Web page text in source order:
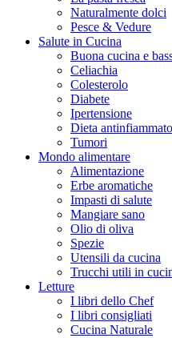
Naturalmente dolci
Pesce & Vedure
Salute in Cucina
Buona cucina e
Celiachia
Colesterolo
Diabete
Ipertensione
Dieta
Tumori
Mondo alimentare
Alimentazione
Erbe aromatiche
Impasti di salute
Mangiare sano
Olio di oliva
Spezie
Utensili da cucina
Trucchi utili in
Letture
I libri dello Chef
I libri consigliati
Cucina Naturale